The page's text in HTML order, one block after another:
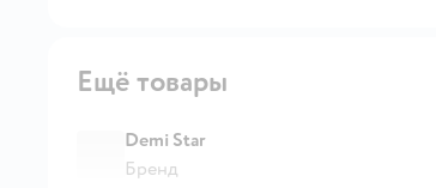
Ещё товары
Demi Star
Бренд